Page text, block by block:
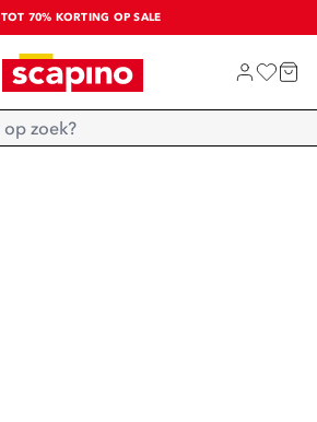
TOT 70% KORTING OP SALE
SALE: LAATSTE KANS!
SHOP NIEUW
Home